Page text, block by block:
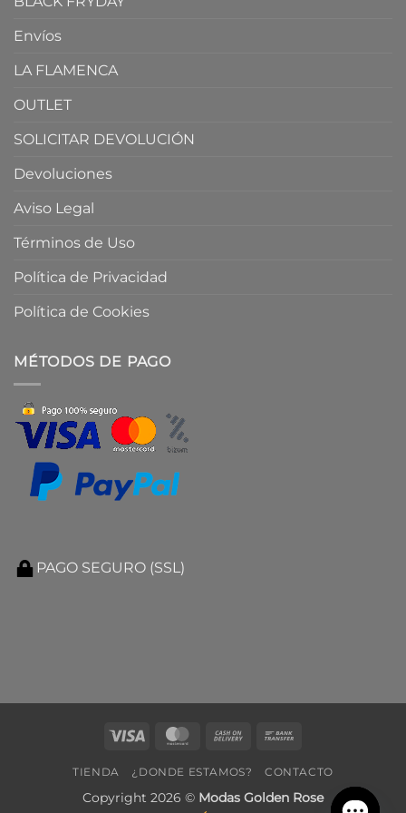
Envíos
LA FLAMENCA
OUTLET
SOLICITAR DEVOLUCIÓN
Devoluciones
Aviso Legal
Términos de Uso
Política de Privacidad
Política de Cookies
MÉTODOS DE PAGO
PAGO SEGURO (SSL)
Visa MasterCard
Cash
Delivery
TIENDA ¿DONDE ESTAMOS? CONTACTO
Copyright 2026 © Modas Golden Rose